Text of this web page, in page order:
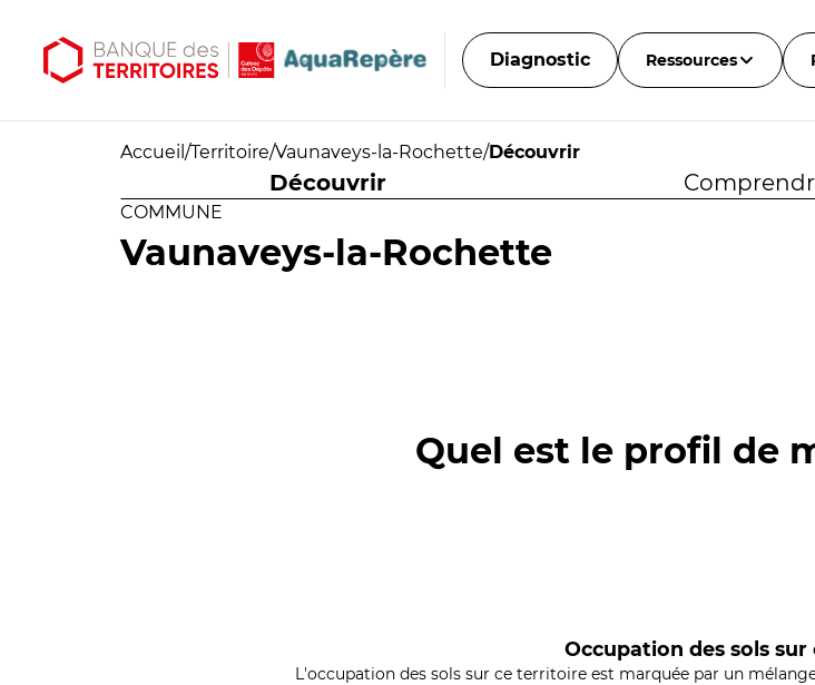
Diagnostic Ressources
Accueil /Territoire/Vaunaveys-la-Rochette/Découvrir
Découvrir
COMMUNE
Vaunaveys-la-Rochette
Quel est le profil de
Occupation des sols sur
L'occupation des sols sur ce territoire est marquée par un